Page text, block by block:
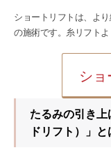
ショートリフトは、よ
の施術です。糸リフトよ
ショ
たるみの引き
ドリフト）」と